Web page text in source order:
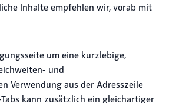
Inhalte empfehlen wir, vorab mit
um eine kurzlebige,
und
Verwendung aus der Adresszeile
kann zusätzlich ein gleichartiger